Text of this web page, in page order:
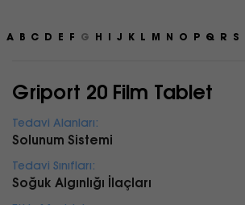
A B C D E F G H I J K L M N O P Q R S
Griport 20 Film Tablet
Tedavi Alanları:
Solunum Sistemi
Tedavi Sınıfları:
Soğuk Algınlığı İlaçları